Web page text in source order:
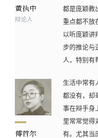
辩论人
都是庞颖教
重点都不放
以听庞颖讲
步的推论与
人，特别有
生活中常有
都没有，却
事在辩手身
里常常觉得
有。尤其当